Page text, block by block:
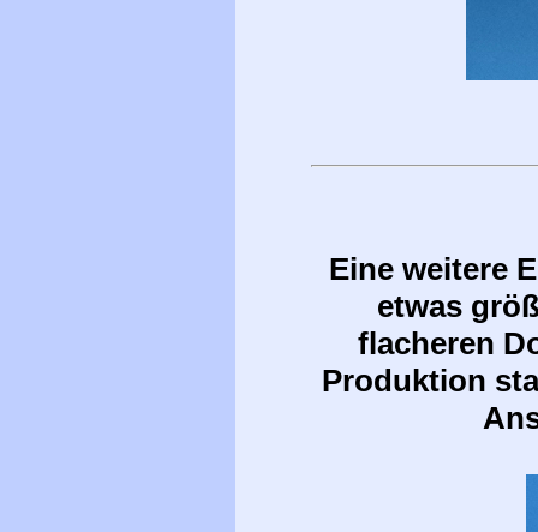
Eine weitere
etwas
flacheren
Produktion